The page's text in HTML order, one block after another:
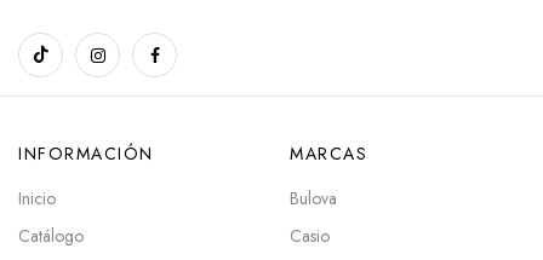
INFORMACIÓN
Inicio
Catálogo
MARCAS
Bulova
Casio